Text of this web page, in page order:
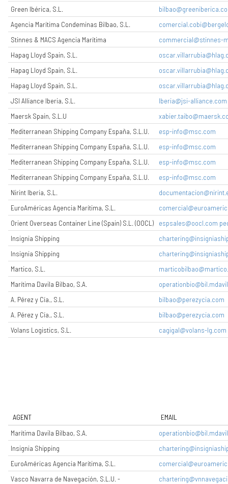
Green Ibérica, S.L.
Agencia Marítima Condeminas Bilbao, S.L.
Stinnes & MACS Agencia Marítima
commercial@stinnes-
Hapag Lloyd Spain, S.L.
Hapag Lloyd Spain, S.L.
Hapag Lloyd Spain, S.L.
JSI Alliance Iberia, S.L.
Iberia@jsi-alliance.com
Maersk Spain, S.L.U
Mediterranean Shipping Company España, S.L.U.
esp-info@msc.com
Mediterranean Shipping Company España, S.L.U.
esp-info@msc.com
Mediterranean Shipping Company España, S.L.U.
esp-info@msc.com
Mediterranean Shipping Company España, S.L.U.
esp-info@msc.com
Nirint Iberia, S.L.
EuroAméricas Agencia Marítima, S.L.
Orient Overseas Container Line (Spain) S.L. (OOCL)
espsales@oocl.com
Insignia Shipping
Insignia Shipping
Martico, S.L.
Marítima Davila Bilbao, S.A.
A. Pérez y Cía., S.L.
bilbao@perezycia.com
A. Pérez y Cía., S.L.
bilbao@perezycia.com
Volans Logistics, S.L.
cagigal@volans-lg.com
AGENT
EMAIL
Marítima Davila Bilbao, S.A.
Insignia Shipping
EuroAméricas Agencia Marítima, S.L.
Vasco Navarra de Navegación, S.L.U. -